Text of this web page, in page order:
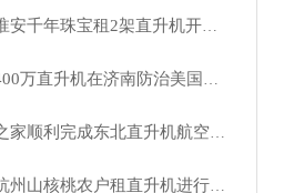
江苏淮安千年珠宝租2架直升机开展假日庆典
一架400万直升机在济南防治美国白蛾
飞机之家顺利完成东北直升机航空测绘
浙江杭州山核桃农户租直升机进行农林喷洒作业